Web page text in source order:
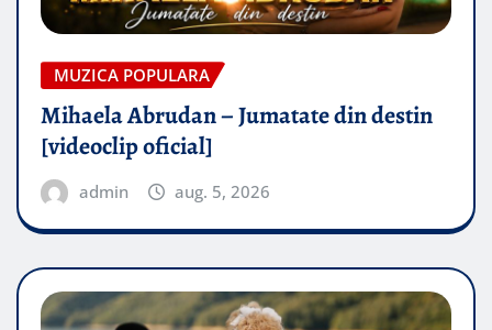
MUZICA POPULARA
Mihaela Abrudan – Jumatate din destin
[videoclip oficial]
admin aug. 5, 2026